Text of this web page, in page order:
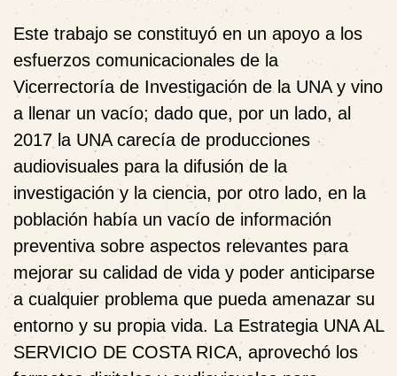
Este trabajo se constituyó en un apoyo a los
esfuerzos comunicacionales de la
Vicerrectoría de Investigación de la UNA y vino
a llenar un vacío; dado que, por un lado, al
2017 la UNA carecía de producciones
audiovisuales para la difusión de la
investigación y la ciencia, por otro lado, en la
población había un vacío de información
preventiva sobre aspectos relevantes para
mejorar su calidad de vida y poder anticiparse
a cualquier problema que pueda amenazar su
entorno y su propia vida. La Estrategia UNA AL
SERVICIO DE COSTA RICA, aprovechó los